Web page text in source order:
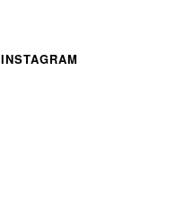
INSTAGRAM